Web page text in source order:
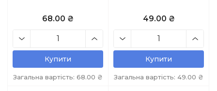
68.00 ₴
Купити
Загальна вартість: 68.00 ₴
49.00 ₴
Купити
Загальна вартість: 49.00 ₴